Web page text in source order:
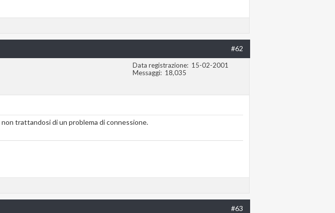
#62
Data registrazione
15-02-2001
Messaggi
18,035
non trattandosi di un problema di connessione.
#63